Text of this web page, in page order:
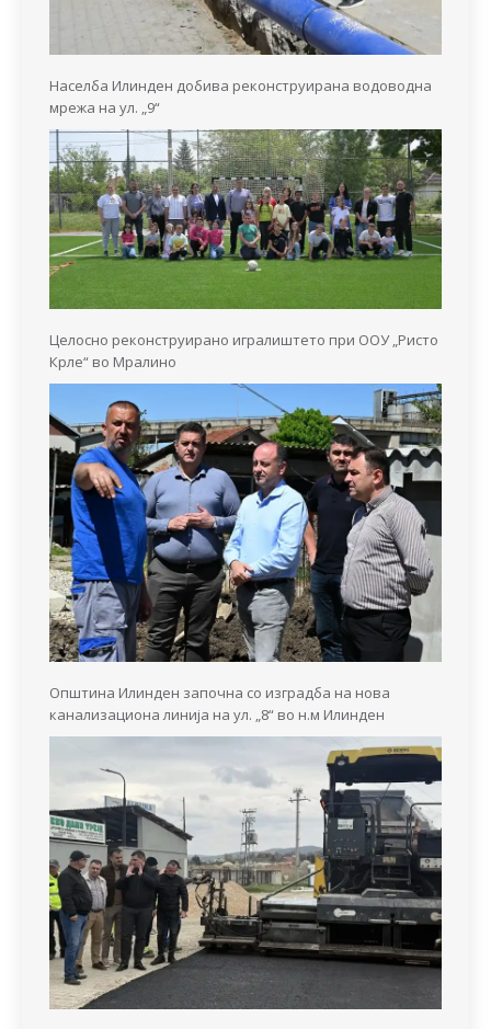
Населба Илинден добива реконструирана водоводна
мрежа на ул. „9“
Целосно реконструирано игралиштето при ООУ „Ристо
Крле“ во Мралино
Општина Илинден започна со изградба на нова
канализациона линија на ул. „8“ во н.м Илинден